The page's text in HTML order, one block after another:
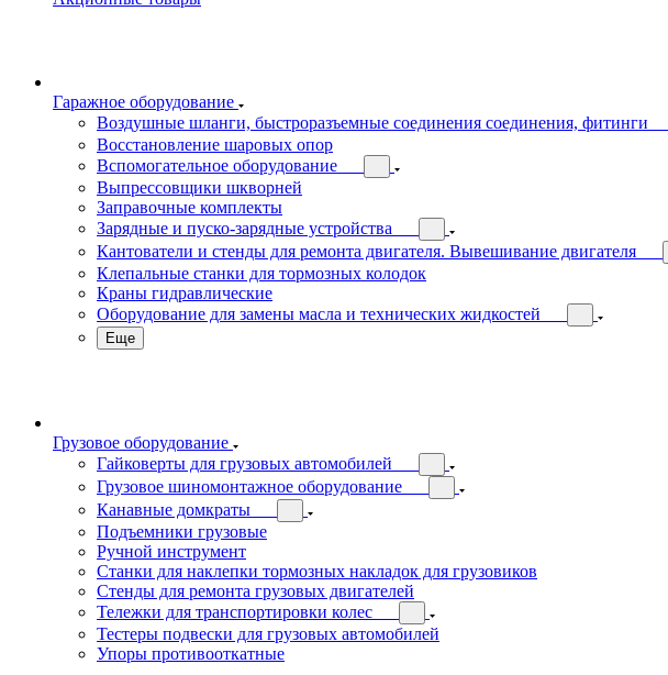
Гаражное оборудование
Воздушные шланги, быстроразъемные соединения соединения, фитинги
Восстановление шаровых опор
Вспомогательное оборудование
Выпрессовщики шкворней
Заправочные комплекты
Зарядные и пуско-зарядные устройства
Кантователи и стенды для ремонта двигателя. Вывешивание двигателя
Клепальные станки для тормозных колодок
Краны гидравлические
Оборудование для замены масла и технических жидкостей
Еще
Грузовое оборудование
Гайковерты для грузовых автомобилей
Грузовое шиномонтажное оборудование
Канавные домкраты
Подъемники грузовые
Ручной инструмент
Станки для наклепки тормозных накладок для грузовиков
Стенды для ремонта грузовых двигателей
Тележки для транспортировки колес
Тестеры подвески для грузовых автомобилей
Упоры противооткатные